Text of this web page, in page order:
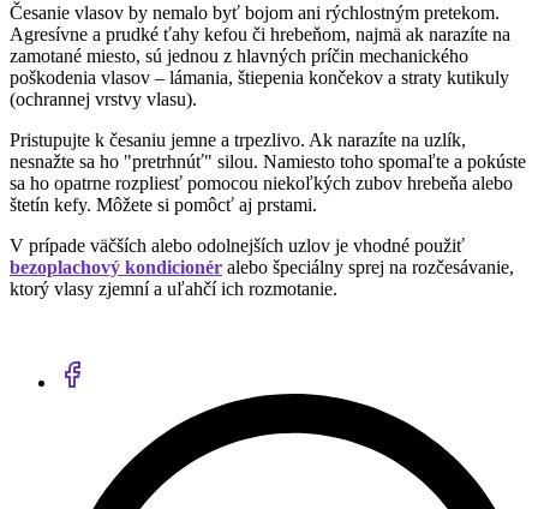
Česanie vlasov by nemalo byť bojom ani rýchlostným pretekom.
Agresívne a prudké ťahy kefou či hrebeňom, najmä ak narazíte na
zamotané miesto, sú jednou z hlavných príčin mechanického
poškodenia vlasov – lámania, štiepenia končekov a straty kutikuly
(ochrannej vrstvy vlasu).
Pristupujte k česaniu jemne a trpezlivo. Ak narazíte na uzlík,
nesnažte sa ho "pretrhnúť" silou. Namiesto toho spomaľte a pokúste
sa ho opatrne rozpliesť pomocou niekoľkých zubov hrebeňa alebo
štetín kefy. Môžete si pomôcť aj prstami.
V prípade väčších alebo odolnejších uzlov je vhodné použiť
bezoplachový kondicionér alebo špeciálny sprej na rozčesávanie,
ktorý vlasy zjemní a uľahčí ich rozmotanie.